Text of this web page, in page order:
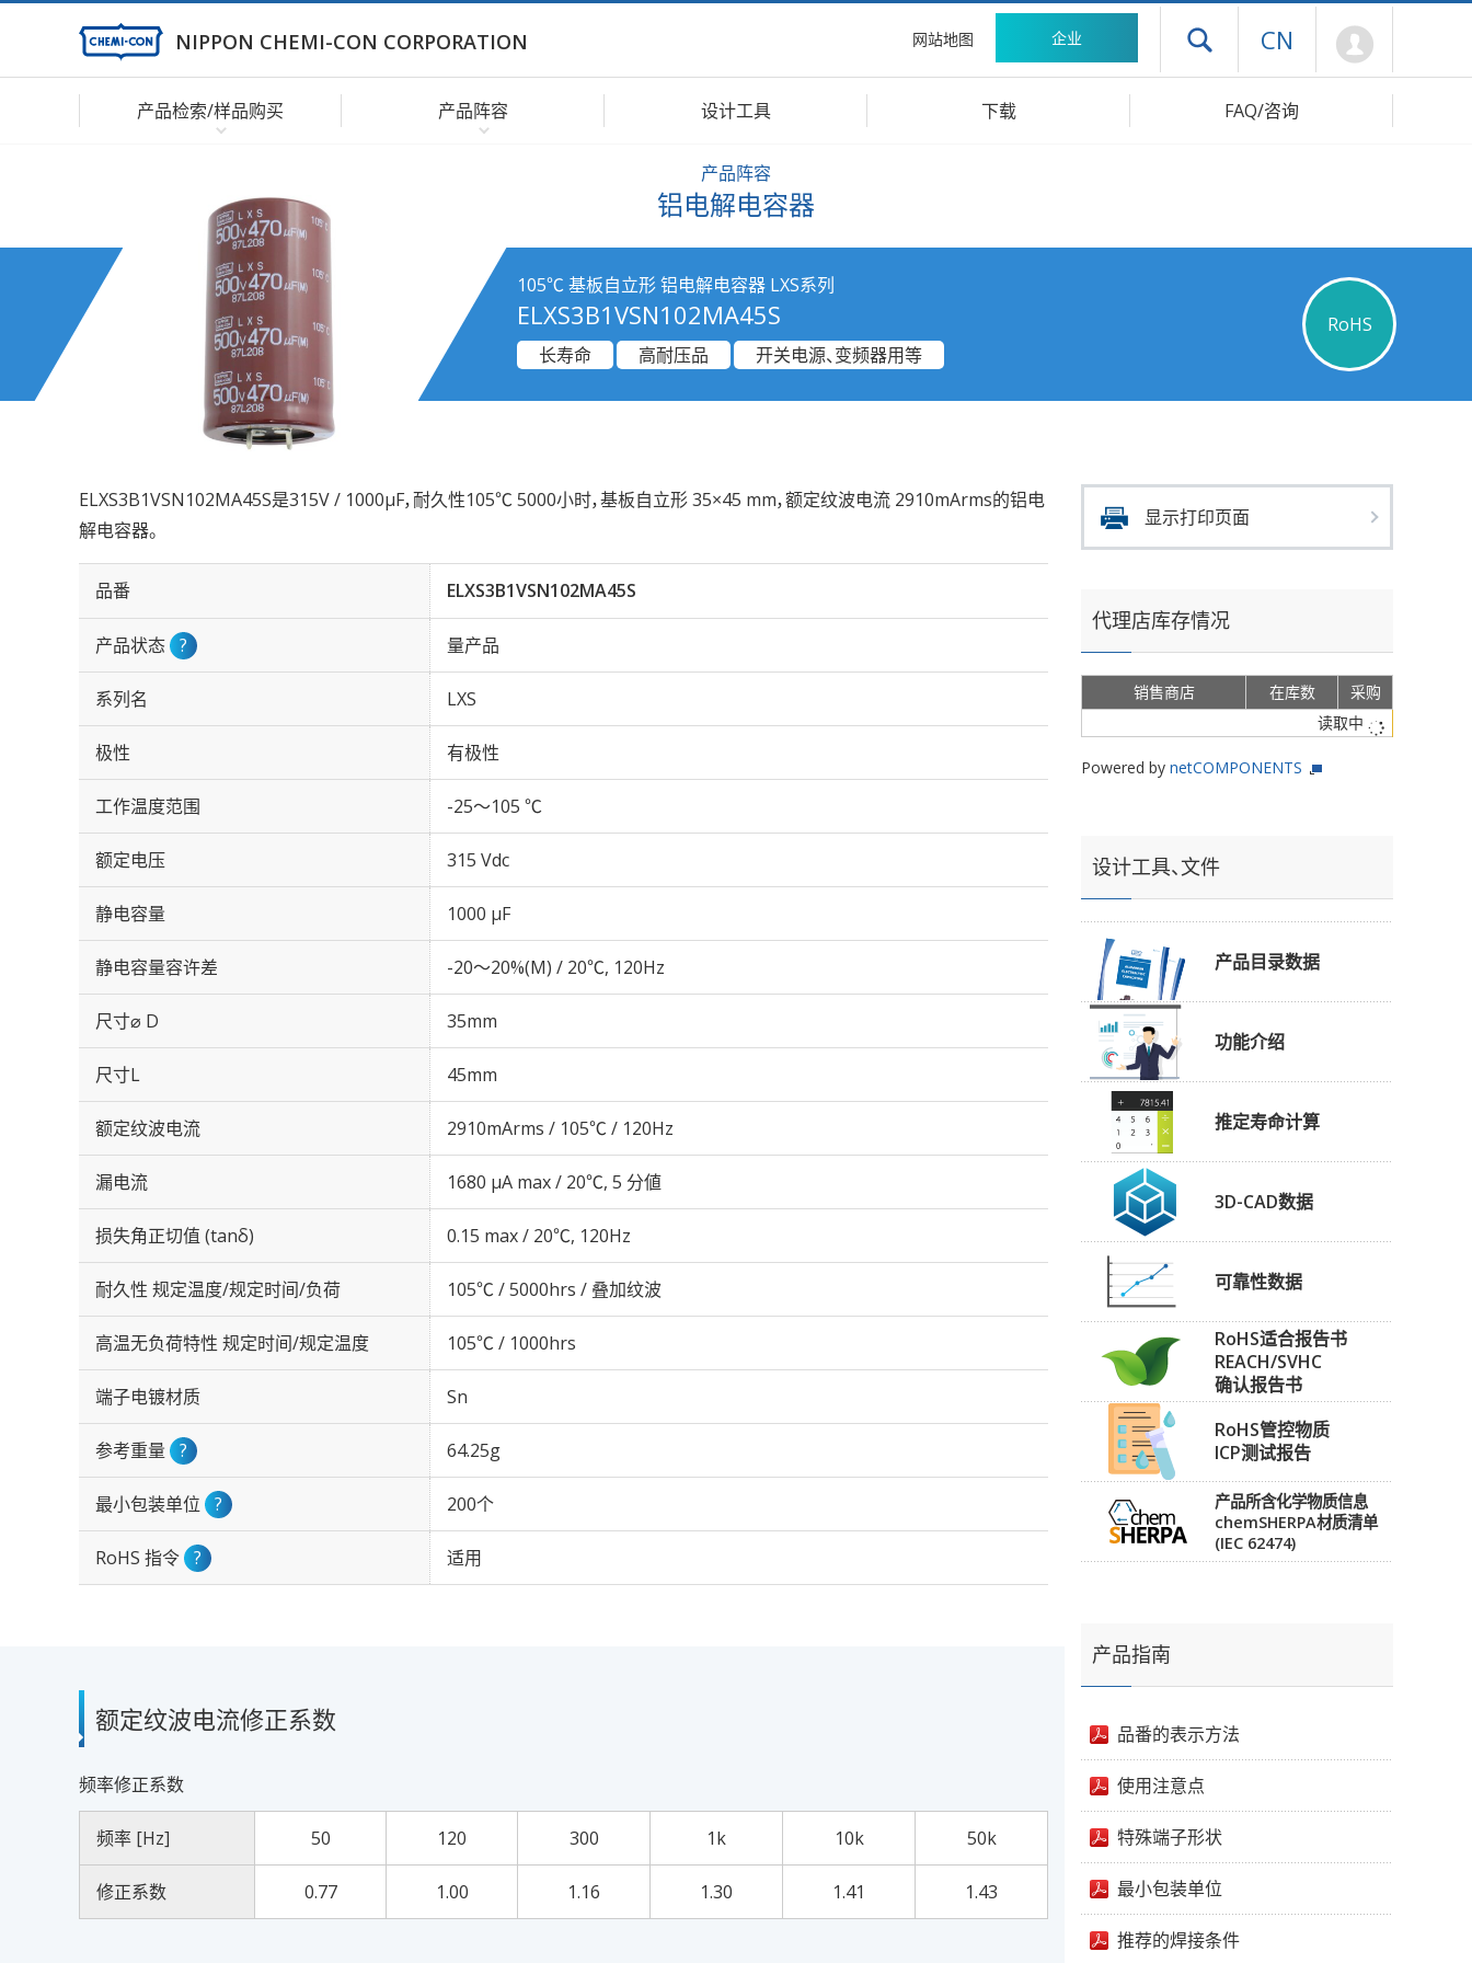
NIPPON CHEMI-CON CORPORATION 网站地图 企业 打开抽屉菜单
CN
产品检索/样品购买 产品阵容 设计工具 下载 FAQ/咨询
产品阵容
铝电解电容器
105℃ 基板自立形 铝电解电容器 LXS系列
ELXS3B1VSN102MA45S
RoHS
长寿命
高耐压品 开关电源、变频器用等
ELXS3B1VSN102MA45S是315V / 1000µF，耐久性105℃ 5000小时，基板自立形 35×45 mm，额定纹波电流 2910mArms的铝电
解电容器。
品番 ELXS3B1VSN102MA45S
产品状态 ? 量产品
系列名 LXS
极性 有极性
工作温度范围 -25～105 ℃
额定电压 315 Vdc
静电容量 1000 µF
静电容量容许差 -20～20%(M) / 20℃, 120Hz
尺寸⌀ D 35mm
尺寸L 45mm
额定纹波电流 2910mArms / 105℃ / 120Hz
漏电流 1680 μA max / 20℃, 5 分値
损失角正切值 (tanδ) 0.15 max / 20℃, 120Hz
耐久性 规定温度/规定时间/负荷 105℃ / 5000hrs / 叠加纹波
高温无负荷特性 规定时间/规定温度 105℃ / 1000hrs
端子电镀材质 Sn
参考重量 ? 64.25g
最小包装单位 ? 200个
RoHS 指令 ? 适用
额定纹波电流修正系数
频率修正系数
频率 [Hz] 50 120 300 1k 10k 50k
修正系数 0.77 1.00 1.16 1.30 1.41 1.43
显示打印页面
代理店库存情况
销售商店 在库数
采购
读取中
Powered by netCOMPONENTS
设计工具、文件
产品目录数据
功能介绍
推定寿命计算
3D-CAD数据
可靠性数据
RoHS适合报告书
REACH/SVHC
确认报告书
RoHS管控物质
ICP测试报告
产品所含化学物质信息
chemSHERPA材质清单
(IEC 62474)
产品指南
品番的表示方法
使用注意点
特殊端子形状
最小包装单位
推荐的焊接条件